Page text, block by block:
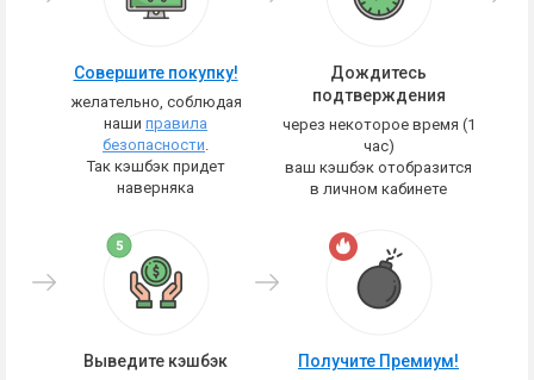
Совершите покупку!
желательно, соблюдая
наши правила
безопасности.
Так кэшбэк придет
наверняка
Дождитесь
подтверждения
через некоторое время (1
час)
ваш кэшбэк отобразится
в личном кабинете
Выведите кэшбэк Получите Премиум!